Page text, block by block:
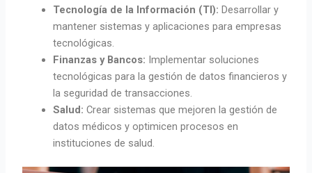
Tecnología de la Información (TI): Desarrollar y
mantener sistemas y aplicaciones para empresas
tecnológicas.
Finanzas y Bancos: Implementar soluciones
tecnológicas para la gestión de datos financieros y
la seguridad de transacciones.
Salud: Crear sistemas que mejoren la gestión de
datos médicos y optimicen procesos en
instituciones de salud.